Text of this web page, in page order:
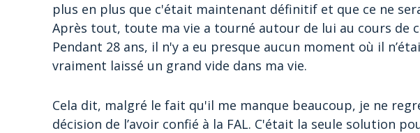
plus en plus que c'était maintenant définitif et que ce ne
Après tout, toute ma vie a tourné autour de lui au cours de
Pendant 28 ans, il n'y a eu presque aucun moment où il
vraiment laissé un grand vide dans ma vie.
Cela dit, malgré le fait qu'il me manque beaucoup, je ne
décision de l’avoir confié à la FAL. C'était la seule solution